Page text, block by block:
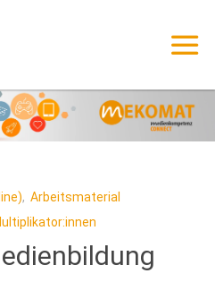
, Arbeitsmaterial